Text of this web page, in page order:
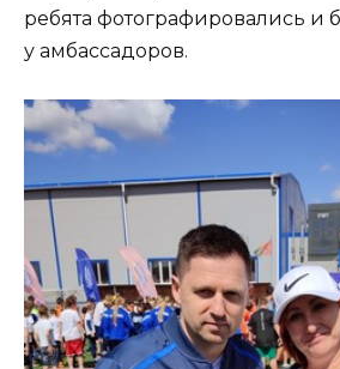
ребята фотографировались и
у амбассадоров.